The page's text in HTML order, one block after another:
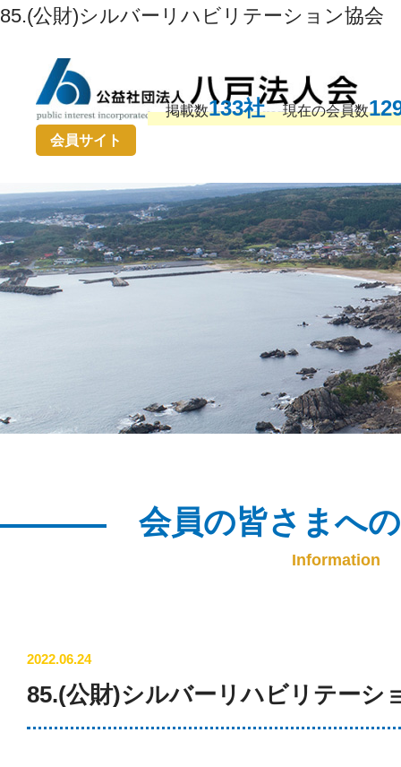
85.(公財)シルバーリハビリテーション協会
会員サイト
掲載数133社 現在の会員数
会員の皆さまへ
Information
2022.06.24
85.(公財)シルバーリハビリテーシ